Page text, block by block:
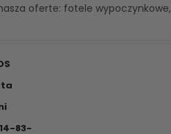
oferte: fotele wypoczynkowe,
83-